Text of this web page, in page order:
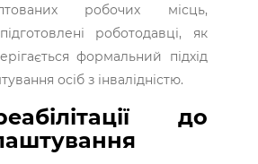
робочих місць,
роботодавці, як
формальний підхід
осіб з інвалідністю.
до